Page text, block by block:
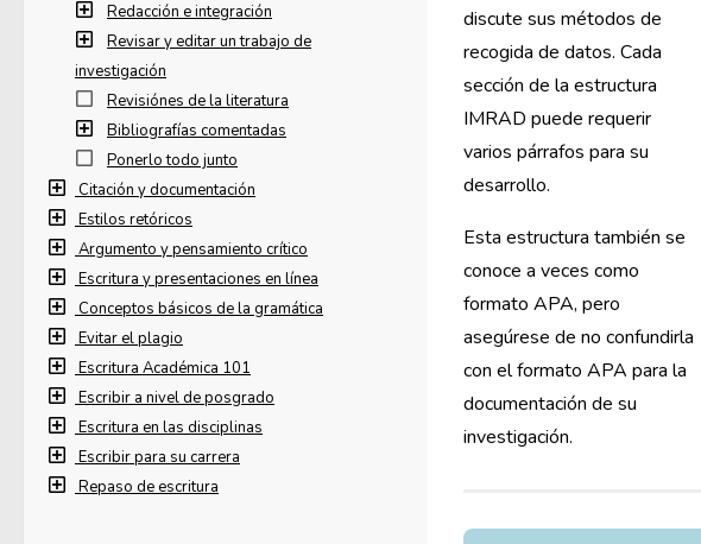
discute sus métodos de
recogida de datos. Cada
sección de la estructura
IMRAD puede requerir
varios párrafos para su
desarrollo.
Esta estructura también se
conoce a veces como
formato APA, pero
asegúrese de no confundirla
con el formato APA para la
documentación de su
investigación.
Redacción e integración
Revisar y editar un trabajo de
investigación
Revisiónes de la literatura
Bibliografías comentadas
Ponerlo todo junto
Citación y documentación
Estilos retóricos
Argumento y pensamiento crítico
Escritura y presentaciones en línea
Conceptos básicos de la gramática
Evitar el plagio
Escritura Académica 101
Escribir a nivel de posgrado
Escritura en las disciplinas
Escribir para su carrera
Repaso de escritura